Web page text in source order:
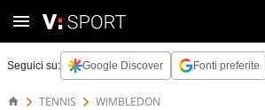
Seguici su: Google Discover Fonti preferite
TENNIS WIMBLEDON